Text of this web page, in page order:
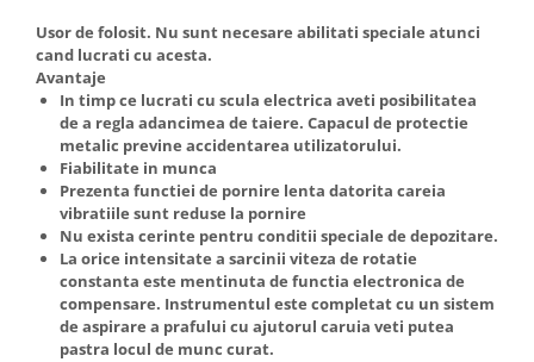
Usor de folosit. Nu sunt necesare abilitati speciale atunci
cand lucrati cu acesta.
Avantaje
In timp ce lucrati cu scula electrica aveti posibilitatea
de a regla adancimea de taiere. Capacul de protectie
metalic previne accidentarea utilizatorului.
Fiabilitate in munca
Prezenta functiei de pornire lenta datorita careia
vibratiile sunt reduse la pornire
Nu exista cerinte pentru conditii speciale de depozitare.
La orice intensitate a sarcinii viteza de rotatie
constanta este mentinuta de functia electronica de
compensare. Instrumentul este completat cu un sistem
de aspirare a prafului cu ajutorul caruia veti putea
pastra locul de munc curat.